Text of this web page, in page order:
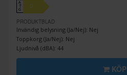
A
↑
G
D
PRODUKTBLAD
Invändig belysning (Ja/Nej): Nej
Toppkorg (Ja/Nej): Nej
Ljudnivå (dBA): 44
KÖP